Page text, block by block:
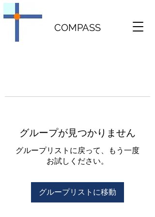
COMPASS
グループが見つかりません
グループリストに戻って、もう一度
お試しください。
グループリストに移動